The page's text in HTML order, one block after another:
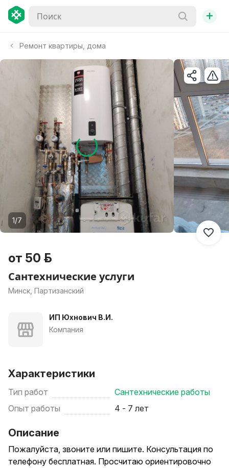
+
Ремонт квартиры, дома
1/7
от 50 р.
Сантехнические услуги
Минск, Партизанский
ИП Юхнович В.И.
Компания
Характеристики
Тип работ
Сантехнические работы
Опыт работы
4 - 7 лет
Описание
Пожалуйста, звоните или пишите. Консультация по
телефону бесплатная. Просчитаю ориентировочно